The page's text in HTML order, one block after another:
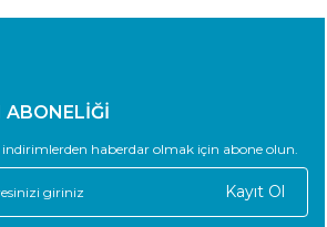
ABONELİĞİ
haberdar olmak için abone olun.
Kayıt Ol